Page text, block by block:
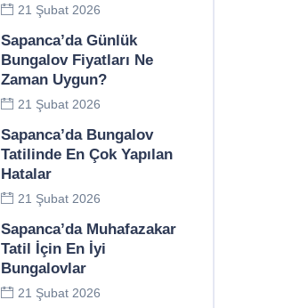
21 Şubat 2026
Sapanca’da Günlük
Bungalov Fiyatları Ne
Zaman Uygun?
21 Şubat 2026
Sapanca’da Bungalov
Tatilinde En Çok Yapılan
Hatalar
21 Şubat 2026
Sapanca’da Muhafazakar
Tatil İçin En İyi
Bungalovlar
21 Şubat 2026